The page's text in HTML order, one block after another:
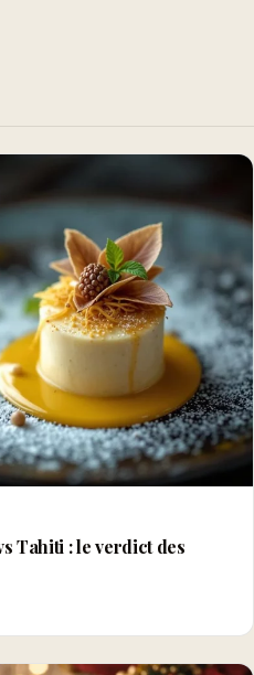
Tahiti : le verdict des